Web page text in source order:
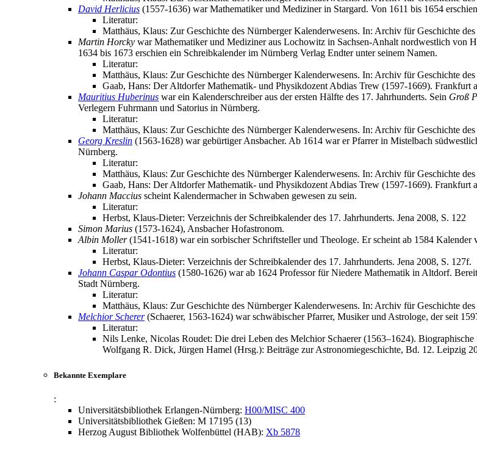
David Herlicius (1557-1636) war Mathematiker und Mediziner in Stargard. Von 1611 bis 1654
Literatur:
Matthäus, Klaus: Zur Geschichte des Nürnberger Kalenderwesens. In: Archiv für Geschichte
Martin Horcky war Mathematiker und Mediziner aus Lochowitz in Sachsen-Anhalt nordwestlich von
1634 bis 1673 erschien ein Schreibkalender im Nürnberg Verlag Endter unter seinem Namen.
Literatur:
Matthäus, Klaus: Zur Geschichte des Nürnberger Kalenderwesens. In: Archiv für Geschichte
Gaab, Hans: Der Altdorfer Mathematik- und Physikdozent Abdias Trew (1597-1669). Frankfurt
Mauritius Huberinus war ein Kalenderschreiber aus der ersten Hälfte des 17. Jahrhunderts. Sein Groß
Verlegern Fuhrmann und Satorius in Nürnberg.
Literatur:
Matthäus, Klaus: Zur Geschichte des Nürnberger Kalenderwesens. In: Archiv für Geschichte
Georg Kreslin (1563-1628) war gebürtiger Ansbacher. Ab 1614 war er Pfarrer in Mistelbach
Nürnberg.
Literatur:
Matthäus, Klaus: Zur Geschichte des Nürnberger Kalenderwesens. In: Archiv für Geschichte
Gaab, Hans: Der Altdorfer Mathematik- und Physikdozent Abdias Trew (1597-1669). Frankfurt
Johann Maccius scheint Kalendermacher in Schwaben gewesen zu sein.
Literatur:
Herbst, Klaus-Dieter: Verzeichnis der Schreibkalender des 17. Jahrhunderts. Jena 2008, S. 122
Simon Marius (1573-1624), Ansbacher Hofastronom.
Albin Moller(1541-1618) war ein sorbischer Schriftsteller und Theologe. Er scheint ab 1584 Kalender
Literatur:
Herbst, Klaus-Dieter: Verzeichnis der Schreibkalender des 17. Jahrhunderts. Jena 2008, S. 127f.
Johann Caspar Odontius (1580-1626) war ab 1624 Professor für Niedere Mathematik in Altdorf.
Stadt Nürnberg.
Literatur:
Matthäus, Klaus: Zur Geschichte des Nürnberger Kalenderwesens. In: Archiv für Geschichte
Melchior Scherer(Schaerer, 1563-1624) war schwäbischer Pfarrer, Musiker und Astrologe, der seit
Literatur:
Nils Lenke, Nicolas Roudet: Die drei Leben des Melchior Schaerer (1563–1624).
Wolfgang R. Dick, Jürgen Hamel (Hrsg.): Beiträge zur Astronomiegeschichte, Bd. 12. Leipzig
Bekannte Exemplare
:
Universitätsbibliothek Erlangen-Nürnberg: H00/MISC 400
Universitätsbibliothek Gießen: M 17195 (13)
Herzog August Bibliothek Wolfenbüttel (HAB): Xb 5878